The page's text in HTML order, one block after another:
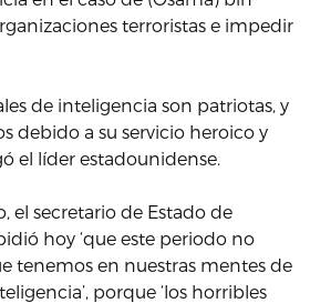
terroristas e impedir
de inteligencia son patriotas, y
debido a su servicio heroico y
el líder estadounidense.
el secretario de Estado de
hoy ‘que este periodo no
tenemos en nuestras mentes de
porque ‘los horribles